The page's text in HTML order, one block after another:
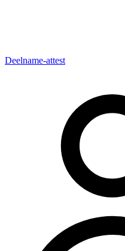
Deelname-attest